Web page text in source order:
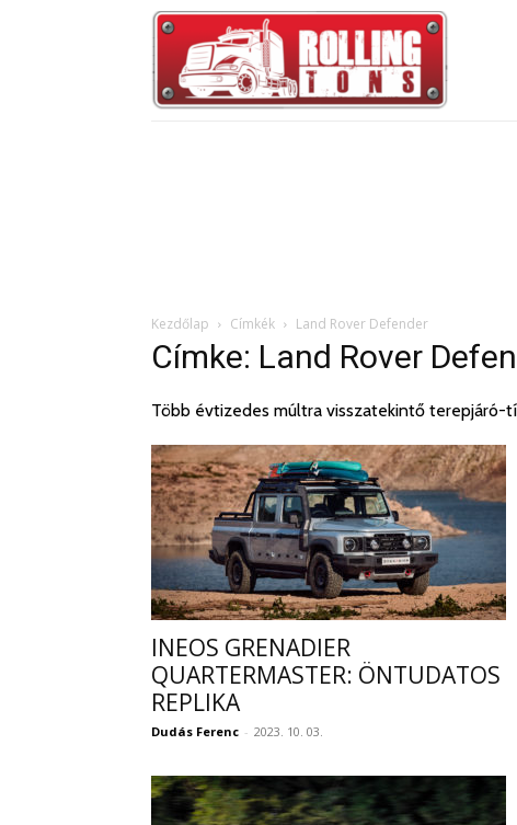
Kezdőlap Címkék Land Rover Defender
Címke: Land Rover
Több évtizedes múltra visszatekintő terepjáró-
INEOS GRENADIER
QUARTERMASTER: ÖNTUDATOS
REPLIKA
Dudás Ferenc - 2023. 10. 03.